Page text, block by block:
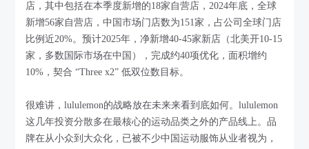
店，其中包括在本季度新增的18家自营店，2024年底，全球
新增56家自营店，中国市场门店数为151家，占公司全球门店
比例近20%。预计2025年，净新增40-45家新店（北美开10-15
家，多数国际市场在中国），完成约40项优化，面积增约
10%，契合 “Three x2” 低双位数目标。
很难讲，lululemon的战略放在未来来看到底如何。lululemon
这几年投资分散多在最核心的运动品类之外的产品线上。品
牌在从小众到大众化，已被不少中国运动服饰从业者视为，